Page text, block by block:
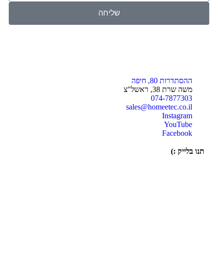
שליחה
ההסתדרות 80, חיפה
משה שרת 38, ראשל"צ
074-7877303
sales@homeetec.co.il
Instagram
YouTube
Facebook
תנו בלייק :)